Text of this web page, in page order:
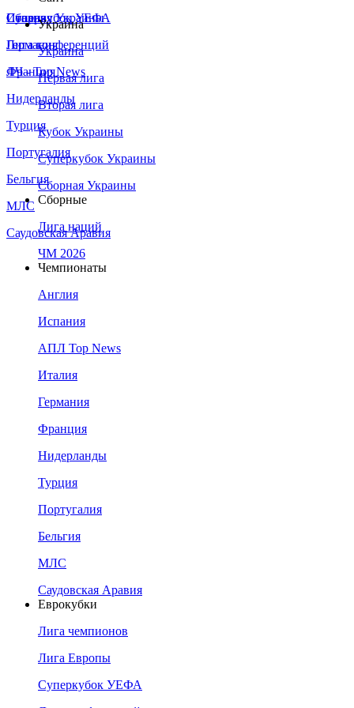
Сборная Украины
Италия
Германия
Франция
Нидерланды
Турция
Португалия
Бельгия
МЛС
Саудовская Аравия
Суперкубок УЕФА
Лига конференций
ЛЧ - Top News
Украина
Украина
Первая лига
Вторая лига
Кубок Украины
Суперкубок Украины
Сборная Украины
Сборные
Лига наций
ЧМ 2026
Чемпионаты
Англия
Испания
АПЛ Top News
Италия
Германия
Франция
Нидерланды
Турция
Португалия
Бельгия
МЛС
Саудовская Аравия
Еврокубки
Лига чемпионов
Лига Европы
Суперкубок УЕФА